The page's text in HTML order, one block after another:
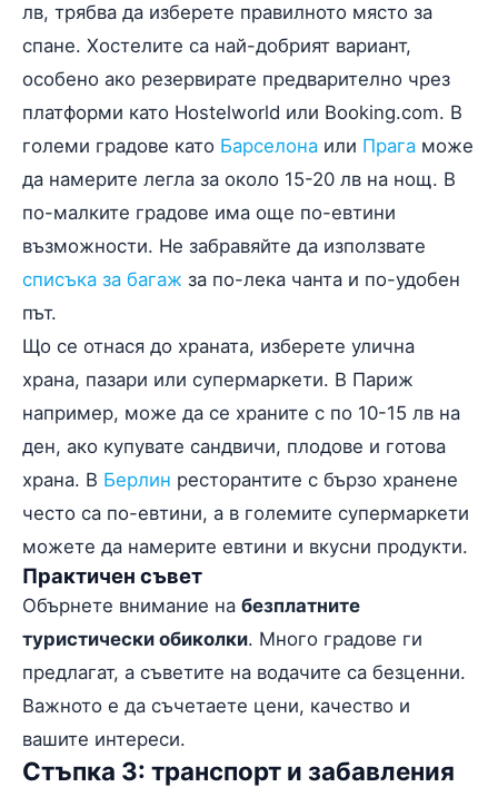
лв, трябва да изберете правилното място за
спане. Хостелите са най-добрият вариант,
особено ако резервирате предварително чрез
платформи като Hostelworld или Booking.com. В
големи градове като Барселона или Прага може
да намерите легла за около 15-20 лв на нощ. В
по-малките градове има още по-евтини
възможности. Не забравяйте да използвате
списъка за багаж за по-лека чанта и по-удобен
път.
Що се отнася до храната, изберете улична
храна, пазари или супермаркети. В Париж
например, може да се храните с по 10-15 лв на
ден, ако купувате сандвичи, плодове и готова
храна. В Берлин ресторантите с бързо хранене
често са по-евтини, а в големите супермаркети
можете да намерите евтини и вкусни продукти.
Практичен съвет
Обърнете внимание на безплатните
туристически обиколки. Много градове ги
предлагат, а съветите на водачите са безценни.
Важното е да съчетаете цени, качество и
вашите интереси.
Стъпка 3: транспорт и забавления